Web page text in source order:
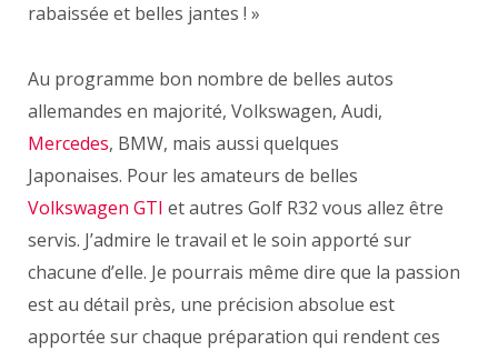
rabaissée et belles jantes ! »
Au programme bon nombre de belles autos
allemandes en majorité, Volkswagen, Audi,
Mercedes, BMW, mais aussi quelques
Japonaises. Pour les amateurs de belles
Volkswagen GTI et autres Golf R32 vous allez être
servis. J’admire le travail et le soin apporté sur
chacune d’elle. Je pourrais même dire que la passion
est au détail près, une précision absolue est
apportée sur chaque préparation qui rendent ces